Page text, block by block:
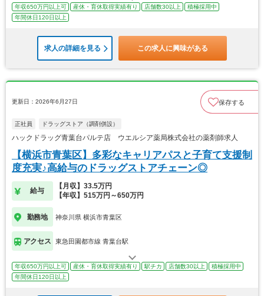
年収650万円以上可 産休・育休取得実績有り 店舗数30以上
積極採用中
年間休日120日以上
求人の詳細を見る この求人に興味がある
更新日：2026年6月27日 保存する
正社員 ドラッグストア（調剤併設）
ハックドラッグ青葉台パルテ店 ウエルシア薬局株式会社の薬剤師求人
【横浜市青葉区】多彩なキャリアパスと子育て支援制
度充実♪高給与のドラッグストアチェーン◎
給与
【月収】33.5万円
【年収】515万円～650万円
勤務地 神奈川県 横浜市青葉区
アクセス 東急田園都市線 青葉台駅
年収650万円以上可 産休・育休取得実績有り 駅チカ 店舗数30以上
積極採用中
年間休日120日以上